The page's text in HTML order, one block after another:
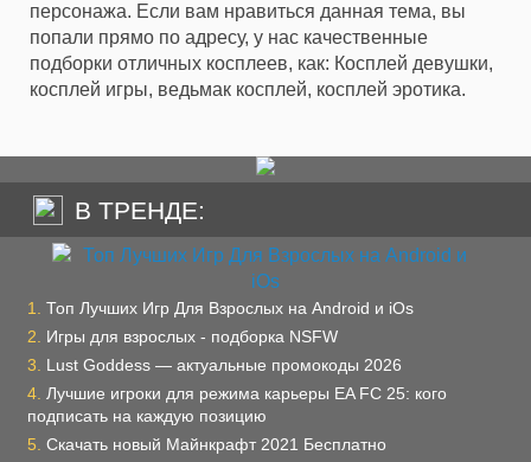
персонажа. Если вам нравиться данная тема, вы
попали прямо по адресу, у нас качественные
подборки отличных косплеев, как: Косплей девушки,
косплей игры, ведьмак косплей, косплей эротика.
В ТРЕНДЕ:
Топ Лучших Игр Для Взрослых на Android и iOs
Игры для взрослых - подборка NSFW
Lust Goddess — актуальные промокоды 2026
Лучшие игроки для режима карьеры EA FC 25: кого
подписать на каждую позицию
Скачать новый Майнкрафт 2021 Бесплатно